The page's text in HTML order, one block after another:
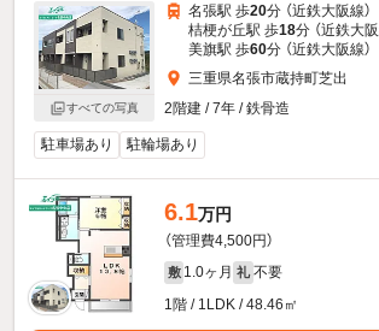
すべての写真
名張駅 歩20分 （近鉄大阪線）
桔梗が丘駅 歩18分 （近鉄大阪
美旗駅 歩60分 （近鉄大阪線）
三重県名張市蔵持町芝出
2階建 / 7年 / 鉄骨造
駐車場あり 駐輪場あり
6.1万円
（管理費4,500円）
敷 1.0ヶ月 礼 不要
1階 / 1LDK / 48.46㎡